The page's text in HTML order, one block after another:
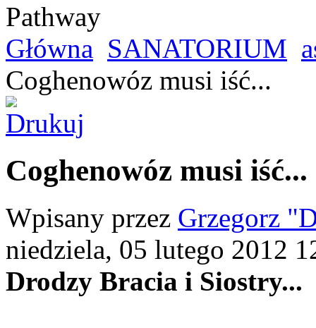
Pathway
Główna SANATORIUM
Coghenowóz musi iść...
Coghenowóz musi iść...
Wpisany przez Grzegorz
niedziela, 05 lutego 2012
Drodzy Bracia i Siostry...